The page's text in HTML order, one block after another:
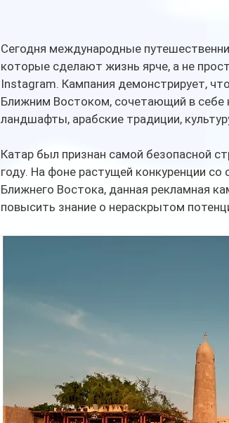
Сегодня международные
которые сделают жизнь ярче, а не
Instagram. Кампания демонстрирует,
Ближним Востоком, сочетающий в себе
ландшафты, арабские традиции,
Катар был признан самой безопасной
году. На фоне растущей конкуренции со
Ближнего Востока, данная рекламная
повысить знание о нераскрытом